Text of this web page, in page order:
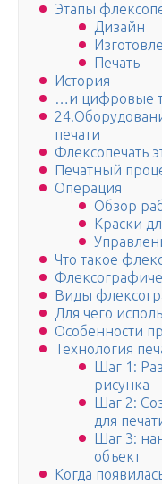
Этапы
Дизайн
Печать
История
…и цифровые
печати
Флексопечать
Печатный
Операция
Обзор
Краски
Что такое
Виды
Для чего
Особенности
Технология
Шаг 1:
рисунка
Шаг 2:
для
Шаг 3:
объект
Когда